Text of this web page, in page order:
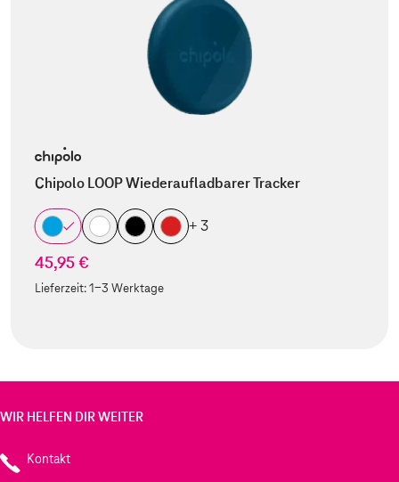
Chipolo LOOP Wiederaufladbarer Tracker
+ 3
45,95 €
Lieferzeit:1-3 Werktage
WIR HELFEN DIR WEITER
Kontakt